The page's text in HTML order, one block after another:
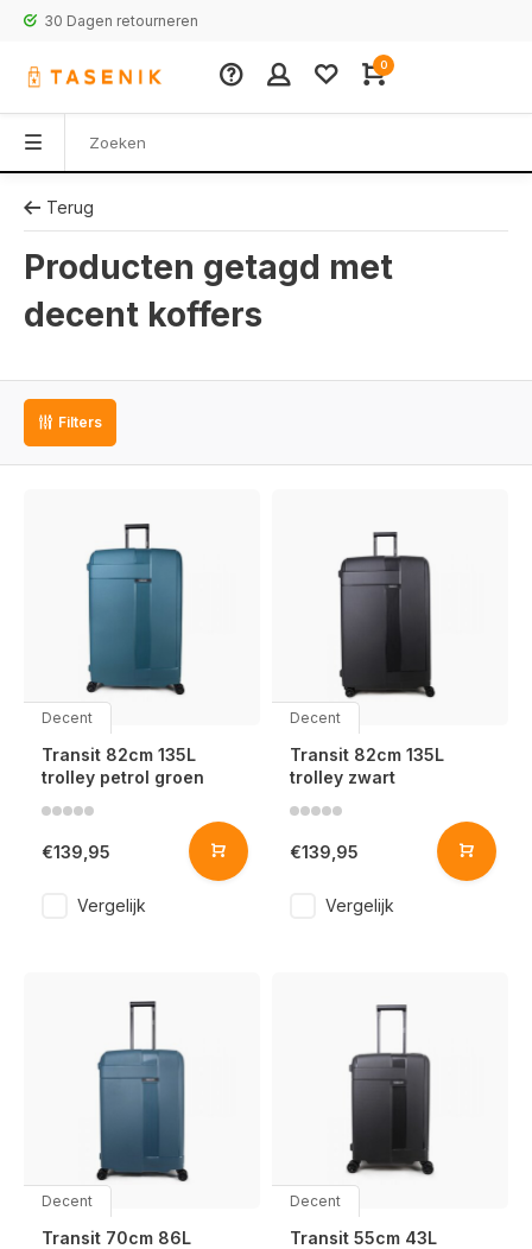
30 Dagen retourneren
0
Terug
Producten getagd met
decent koffers
Filters
Decent
Transit 82cm 135L
trolley petrol groen
€139,95
Vergelijk
Decent
Transit 82cm 135L
trolley zwart
€139,95
Vergelijk
Decent
Transit 70cm 86L
Decent
Transit 55cm 43L